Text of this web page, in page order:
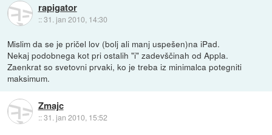
rapigator
::31. jan 2010, 14:30
Mislim da se je pričel lov (bolj ali manj uspešen)na iPad.
Nekaj podobnega kot pri ostalih "i" zadevščinah od Appla.
Zaenkrat so svetovni prvaki, ko je treba iz minimalca potegniti
maksimum.
Zmajc
::31. jan 2010, 15:52